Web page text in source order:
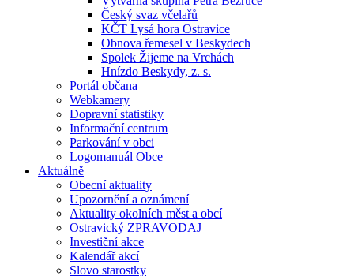
Český svaz včelařů
KČT Lysá hora Ostravice
Obnova řemesel v Beskydech
Spolek Žijeme na Vrchách
Hnízdo Beskydy, z. s.
Portál občana
Webkamery
Dopravní statistiky
Informační centrum
Parkování v obci
Logomanuál Obce
Aktuálně
Obecní aktuality
Upozornění a oznámení
Aktuality okolních měst a obcí
Ostravický ZPRAVODAJ
Investiční akce
Kalendář akcí
Slovo starostky